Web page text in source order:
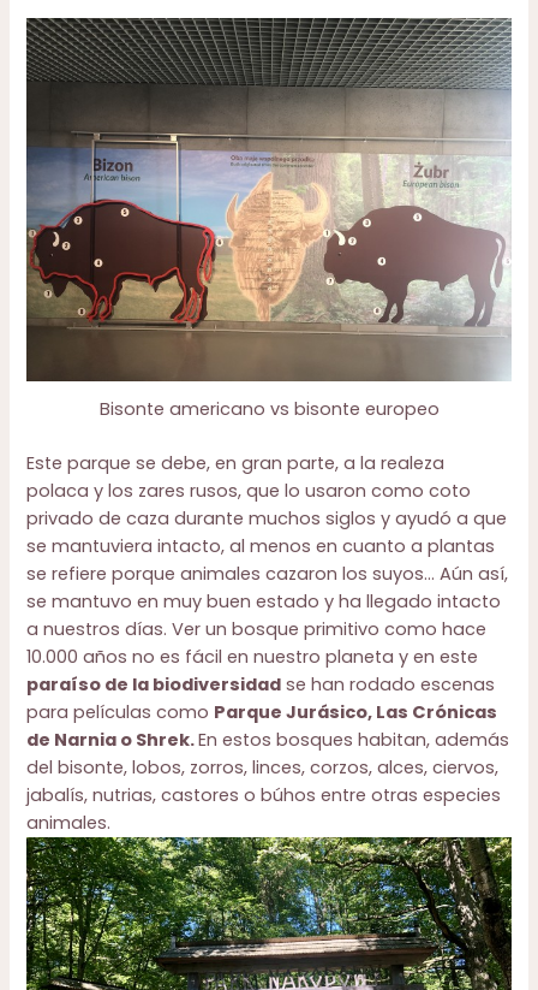
Bisonte americano vs bisonte europeo
Este parque se debe, en gran parte, a la realeza
polaca y los zares rusos, que lo usaron como coto
privado de caza durante muchos siglos y ayudó a que
se mantuviera intacto, al menos en cuanto a plantas
se refiere porque animales cazaron los suyos… Aún así,
se mantuvo en muy buen estado y ha llegado intacto
a nuestros días. Ver un bosque primitivo como hace
10.000 años no es fácil en nuestro planeta y en este
paraíso de la biodiversidad se han rodado escenas
para películas como Parque Jurásico, Las Crónicas
de Narnia o Shrek.En estos bosques habitan, además
del bisonte, lobos, zorros, linces, corzos, alces, ciervos,
jabalís, nutrias, castores o búhos entre otras especies
animales.